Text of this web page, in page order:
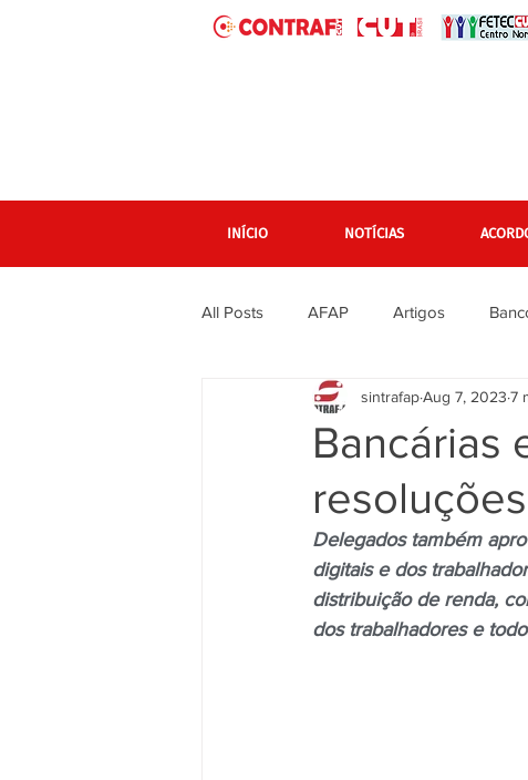
INÍCIO NOTÍCIAS
All Posts AFAP Artigos
banner grande pagina inicial
Em destaque Página inicial
Movimento Sindical Mulheres
Bancárias
sintrafapAug 7, 2023 7
Delegados também
digitais e dos
distribuição de renda,
dos trabalhadores e